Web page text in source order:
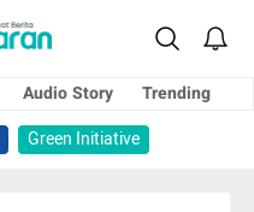
Audio Story
Trending
Green Initiative